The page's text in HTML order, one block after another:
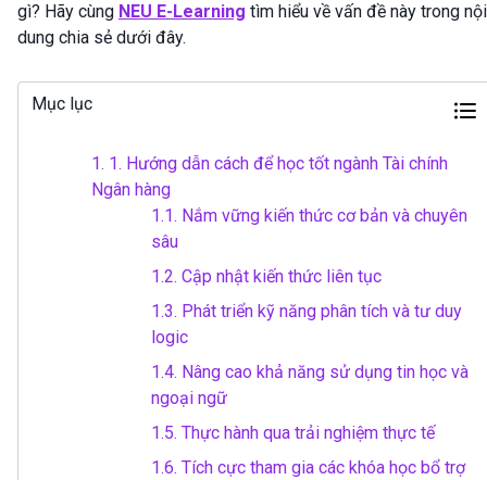
gì? Hãy cùng NEU E-Learning tìm hiểu về vấn đề này trong nội
dung chia sẻ dưới đây.
Mục lục
1. 1. Hướng dẫn cách để học tốt ngành Tài chính
Ngân hàng
1.1. Nắm vững kiến thức cơ bản và chuyên
sâu
1.2. Cập nhật kiến thức liên tục
1.3. Phát triển kỹ năng phân tích và tư duy
logic
1.4. Nâng cao khả năng sử dụng tin học và
ngoại ngữ
1.5. Thực hành qua trải nghiệm thực tế
1.6. Tích cực tham gia các khóa học bổ trợ